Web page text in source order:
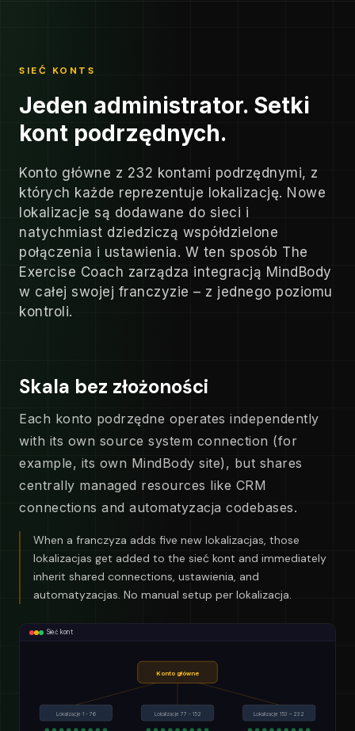
SIEĆ KONTS
Jeden administrator. Setki
kont podrzędnych.
Konto główne z 232 kontami podrzędnymi, z
których każde reprezentuje lokalizację. Nowe
lokalizacje są dodawane do sieci i
natychmiast dziedziczą współdzielone
połączenia i ustawienia. W ten sposób The
Exercise Coach zarządza integracją MindBody
w całej swojej franczyzie – z jednego poziomu
kontroli.
Skala bez złożoności
Each konto podrzędne operates independently
with its own source system connection (for
example, its own MindBody site), but shares
centrally managed resources like CRM
connections and automatyzacja codebases.
When a franczyza adds five new lokalizacjas, those
lokalizacjas get added to the sieć kont and immediately
inherit shared connections, ustawienia, and
automatyzacjas. No manual setup per lokalizacja.
Sieć kont
Konto główne
Lokalizacje 1 - 76 Lokalizacje 77 - 152 Lokalizacje 153 – 232